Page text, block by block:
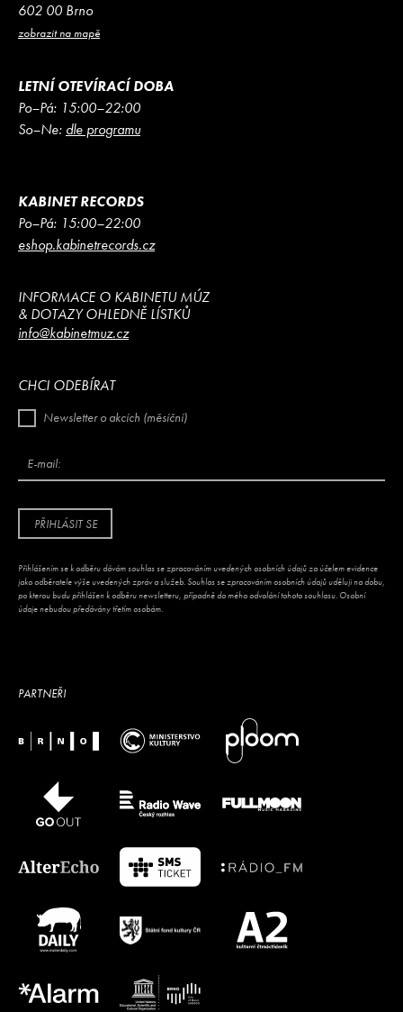
602 00 Brno
zobrazit na mapě
LETNÍ OTEVÍRACÍ DOBA
Po–Pá: 15:00–22:00
So–Ne: dle programu
KABINET RECORDS
Po–Pá: 15:00–22:00
eshop.kabinetrecords.cz
INFORMACE O KABINETU MÚZ
& DOTAZY OHLEDNĚ LÍSTKŮ
info@kabinetmuz.cz
CHCI ODEBÍRAT
Newsletter o akcích (měsíční)
E-mail:
PŘIHLÁSIT SE
Přihlášením se k odběru dávám souhlas se zpracováním uvedených osobních údajů za účelem evidence
jako odběratele výše uvedených zpráv a služeb. Souhlas se zpracováním osobních údajů uděluji na dobu,
po kterou budu přihlášen k odběru newsletteru, případně do mého odvolání tohoto souhlasu. Osobní
údaje nebudou předávány třetím osobám.
PARTNEŘI